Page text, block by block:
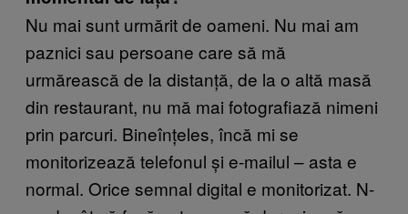
Nu mai sunt urmărit de oameni. Nu mai am
paznici sau persoane care să mă
urmărească de la distanță, de la o altă masă
din restaurant, nu mă mai fotografiază nimeni
prin parcuri. Bineînțeles, încă mi se
monitorizează telefonul și e-mailul – asta e
normal. Orice semnal digital e monitorizat. N-